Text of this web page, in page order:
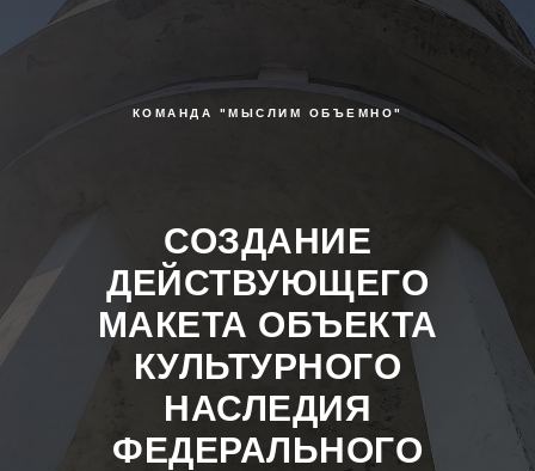
КОМАНДА "МЫСЛИМ ОБЪЕМНО"
СОЗДАНИЕ
ДЕЙСТВУЮЩЕГО
МАКЕТА ОБЪЕКТА
КУЛЬТУРНОГО
НАСЛЕДИЯ
ФЕДЕРАЛЬНОГО